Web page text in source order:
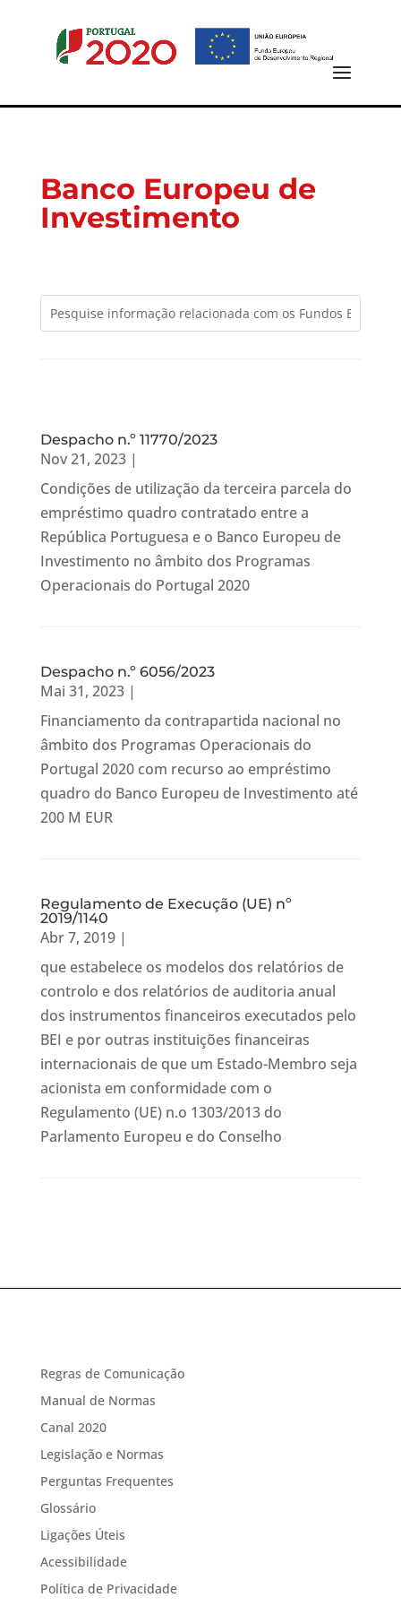
Banco Europeu de
Investimento
Despacho n.º 11770/2023
Nov 21, 2023|
Condições de utilização da terceira parcela do
empréstimo quadro contratado entre a
República Portuguesa e o Banco Europeu de
Investimento no âmbito dos Programas
Operacionais do Portugal 2020
Despacho n.º 6056/2023
Mai 31, 2023|
Financiamento da contrapartida nacional no
âmbito dos Programas Operacionais do
Portugal 2020 com recurso ao empréstimo
quadro do Banco Europeu de Investimento até
200 M EUR
Regulamento de Execução (UE) nº
2019/1140
Abr 7, 2019|
que estabelece os modelos dos relatórios de
controlo e dos relatórios de auditoria anual
dos instrumentos financeiros executados pelo
BEI e por outras instituições financeiras
internacionais de que um Estado-Membro seja
acionista em conformidade com o
Regulamento (UE) n.o 1303/2013 do
Parlamento Europeu e do Conselho
Regras de Comunicação
Manual de Normas
Canal 2020
Legislação e Normas
Perguntas Frequentes
Glossário
Ligações Úteis
Acessibilidade
Política de Privacidade